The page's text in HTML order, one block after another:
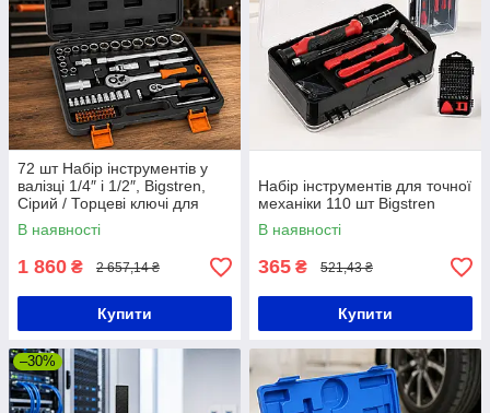
72 шт Набір інструментів у
валізці 1/4″ і 1/2″, Bigstren,
Сірий / Торцеві ключі для
сервісу, майстерні / Набір біт,
головок
В наявності
1 860 ₴ 2 657,14 ₴
Купити
Набір інструментів для точної
механіки 110 шт Bigstren
В наявності
365 ₴ 521,43 ₴
Купити
–30%